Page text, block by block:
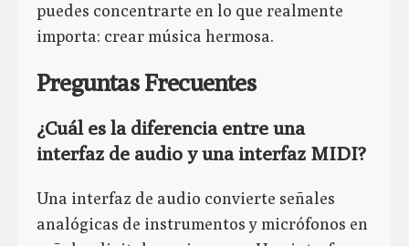
puedes concentrarte en lo que realmente
importa: crear música hermosa.
Preguntas Frecuentes
¿Cuál es la diferencia entre una
interfaz de audio y una interfaz MIDI?
Una interfaz de audio convierte señales
analógicas de instrumentos y micrófonos en